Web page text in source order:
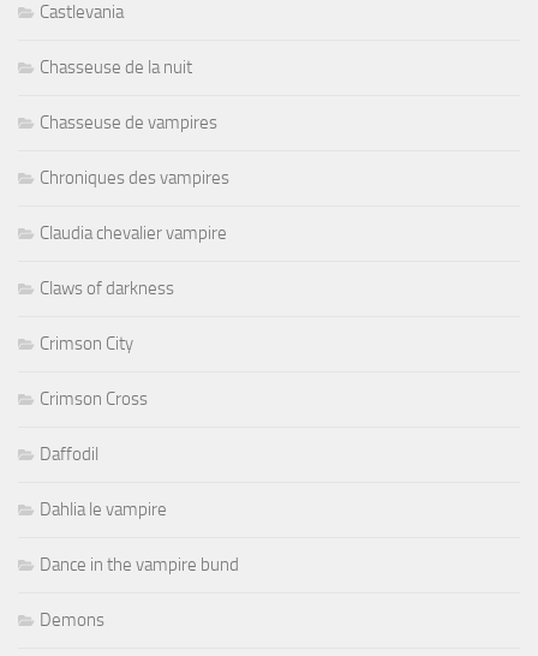
Castlevania
Chasseuse de la nuit
Chasseuse de vampires
Chroniques des vampires
Claudia chevalier vampire
Claws of darkness
Crimson City
Crimson Cross
Daffodil
Dahlia le vampire
Dance in the vampire bund
Demons